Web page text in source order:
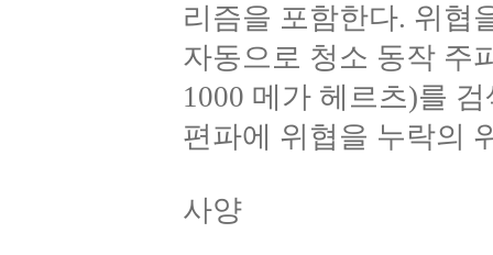
리즘을 포함한다. 위협
자동으로 청소 동작 주
1000 메가 헤르츠)를
편파에 위협을 누락의
사양